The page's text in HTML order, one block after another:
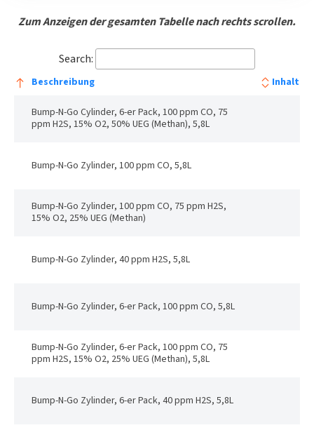
Zum Anzeigen der gesamten Tabelle nach rechts scrollen.
Search:
Beschreibung Inhalt
Bump-N-Go Cylinder, 6-er Pack, 100 ppm CO, 75
ppm H2S, 15% O2, 50% UEG (Methan), 5,8L
Bump-N-Go Zylinder, 100 ppm CO, 5,8L
Bump-N-Go Zylinder, 100 ppm CO, 75 ppm H2S,
15% O2, 25% UEG (Methan)
Bump-N-Go Zylinder, 40 ppm H2S, 5,8L
Bump-N-Go Zylinder, 6-er Pack, 100 ppm CO, 5,8L
Bump-N-Go Zylinder, 6-er Pack, 100 ppm CO, 75
ppm H2S, 15% O2, 25% UEG (Methan), 5,8L
Bump-N-Go Zylinder, 6-er Pack, 40 ppm H2S, 5,8L